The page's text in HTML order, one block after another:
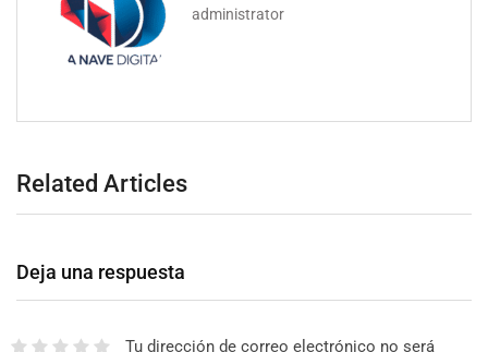
administrator
Related Articles
Deja una respuesta
Tu dirección de correo electrónico no será